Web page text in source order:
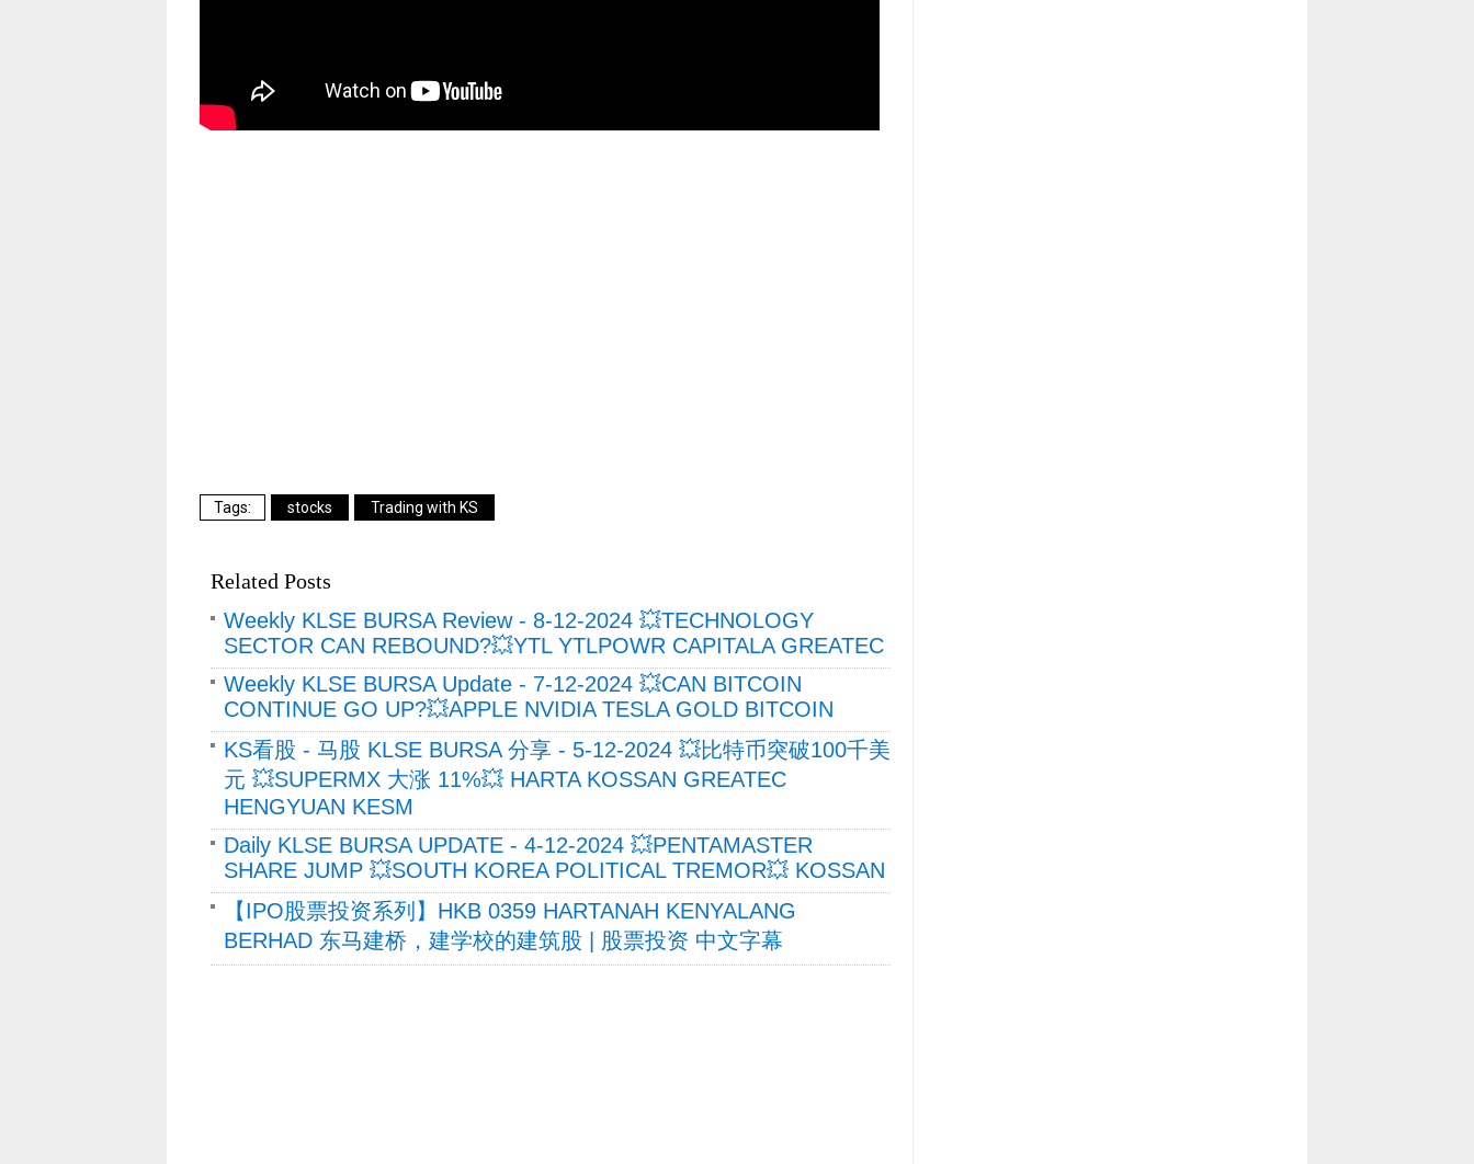
stocks Trading with KS
Related Posts
Weekly KLSE BURSA Review - 8-12-2024 💥TECHNOLOGY
SECTOR CAN REBOUND?💥YTL YTLPOWR CAPITALA GREATEC
Weekly KLSE BURSA Update - 7-12-2024 💥CAN BITCOIN
CONTINUE GO UP?💥APPLE NVIDIA TESLA GOLD BITCOIN
KS看股 - 马股 KLSE BURSA 分享 - 5-12-2024 💥比特币突破100千美
元 💥SUPERMX 大涨 11%💥 HARTA KOSSAN GREATEC
HENGYUAN KESM
Daily KLSE BURSA UPDATE - 4-12-2024 💥PENTAMASTER
SHARE JUMP 💥SOUTH KOREA POLITICAL TREMOR💥 KOSSAN
【IPO股票投资系列】HKB 0359 HARTANAH KENYALANG
BERHAD 东马建桥，建学校的建筑股 | 股票投资 中文字幕